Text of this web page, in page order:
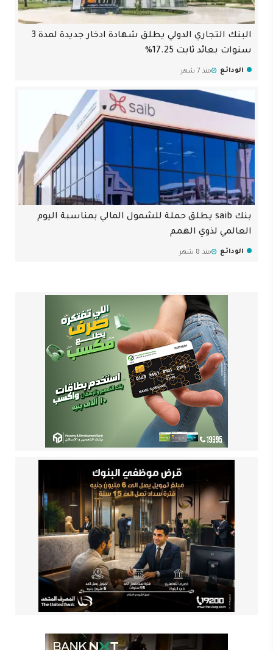
البنك التجاري الدولي يطلق شهادة ادخار جديدة لمدة 3
سنوات بعائد ثابت 17.25%
الودائع منذ 7 شهر
بنك saib يطلق حملة للشمول المالي بمناسبة اليوم
العالمي لذوي الهمم
الودائع منذ 8 شهر